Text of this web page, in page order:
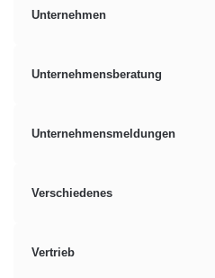
Unternehmen
Unternehmensberatung
Unternehmensmeldungen
Verschiedenes
Vertrieb